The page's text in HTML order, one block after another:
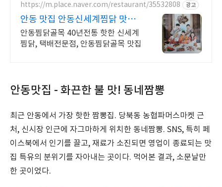
지금 바로 해결하세요
https://m.place.naver.com/restaurant/35532808 광고
안동 맛집 안동신세계찜닭 맛있
는녀석들 치킨랩소디 방영
안동찜닭골목 40년전통 핫한 신세계
찜닭, 택배전문점, 안동찜닭골목 맛집
안동맛집 - 화끈한 불 맛! 동네짬뽕
최근 안동에서 가장 핫한 짬뽕집. 당북동 농협파머스마켓 근
처, 신시장 인근에 자그마하게 위치한 동네짬뽕. SNS, 특히 페
이스북에서 인기를 끌고, 재료가 소진되면 영업이 종료되는 맛
집 특유의 분위기를 자아내는 곳이다. 먹어본 결과, 소문날만
한 곳이었다.